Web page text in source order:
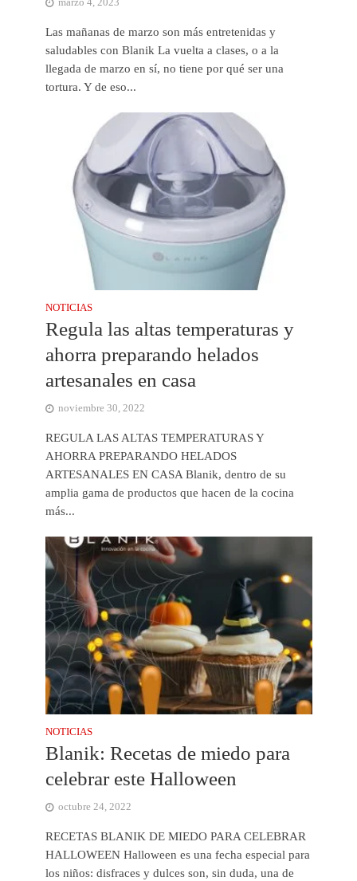
Las mañanas de marzo son más entretenidas y
saludables con Blanik La vuelta a clases, o a la
llegada de marzo en sí, no tiene por qué ser una
tortura. Y de eso...
NOTICIAS
Regula las altas temperaturas y
ahorra preparando helados
artesanales en casa
noviembre 30, 2022
REGULA LAS ALTAS TEMPERATURAS Y
AHORRA PREPARANDO HELADOS
ARTESANALES EN CASA Blanik, dentro de su
amplia gama de productos que hacen de la cocina
más...
NOTICIAS
Blanik: Recetas de miedo para
celebrar este Halloween
octubre 24, 2022
RECETAS BLANIK DE MIEDO PARA CELEBRAR
HALLOWEEN Halloween es una fecha especial para
los niños: disfraces y dulces son, sin duda, una de